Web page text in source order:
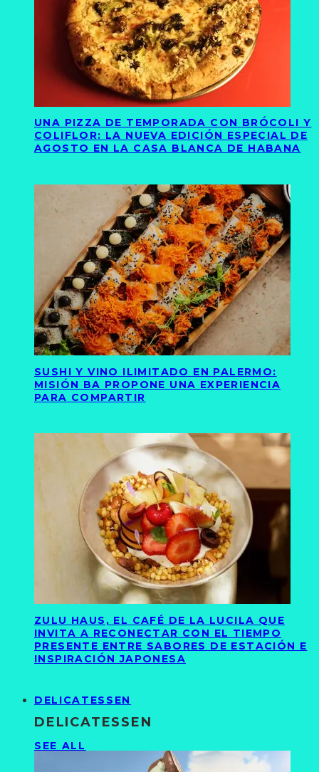
UNA PIZZA DE TEMPORADA CON BRÓCOLI Y
COLIFLOR: LA NUEVA EDICIÓN ESPECIAL DE
AGOSTO EN LA CASA BLANCA DE HABANA
SUSHI Y VINO ILIMITADO EN PALERMO:
MISIÓN BA PROPONE UNA EXPERIENCIA
PARA COMPARTIR
ZULU HAUS, EL CAFÉ DE LA LUCILA QUE
INVITA A RECONECTAR CON EL TIEMPO
PRESENTE ENTRE SABORES DE ESTACIÓN E
INSPIRACIÓN JAPONESA
DELICATESSEN
DELICATESSEN
SEE ALL